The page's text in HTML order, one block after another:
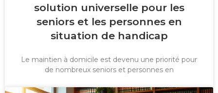
solution universelle pour les
seniors et les personnes en
situation de handicap
Le maintien à domicile est devenu une priorité pour
de nombreux seniors et personnes en